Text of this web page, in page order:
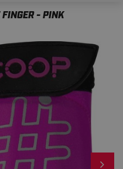
- PINK